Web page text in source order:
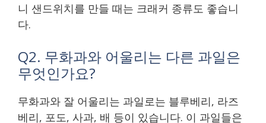
니 샌드위치를 만들 때는 크래커 종류도 좋습니
다.
Q2. 무화과와 어울리는 다른 과일은
무엇인가요?
무화과와 잘 어울리는 과일로는 블루베리, 라즈
베리, 포도, 사과, 배 등이 있습니다. 이 과일들은